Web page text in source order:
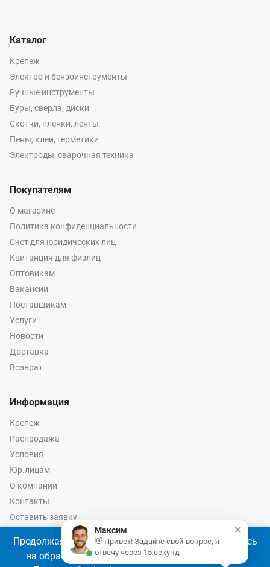
Каталог
Крепеж
Электро и бензоинструменты
Ручные инструменты
Буры, сверла, диски
Скотчи, пленки, ленты
Пены, клеи, герметики
Электроды, сварочная техника
Покупателям
О магазине
Политика конфиденциальности
Счет для юридических лиц
Квитанция для физлиц
Оптовикам
Вакансии
Поставщикам
Услуги
Новости
Доставка
Возврат
Информация
Крепеж
Распродажа
Условия
Юр.лицам
О компании
Контакты
Оставить заявку
Калькулятор крепежа
Продолжая использовать наш сайт, Вы соглашаетесь
на обработку файлов cookie 🍪 в соответствии с
×
Максим
👋 Привет! Задайте свой вопрос, я
отвечу через 15 секунд